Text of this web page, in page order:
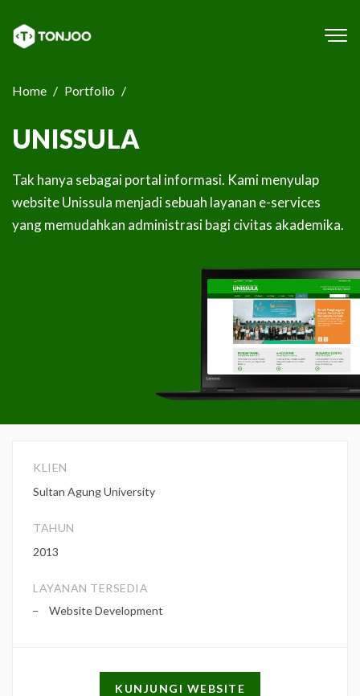
Home Portfolio
UNISSULA
Tak hanya sebagai portal informasi. Kami menyulap
website Unissula menjadi sebuah layanan e-services
yang memudahkan administrasi bagi civitas akademika.
KLIEN
Sultan Agung University
TAHUN
2013
LAYANAN TERSEDIA
Website Development
KUNJUNGI WEBSITE